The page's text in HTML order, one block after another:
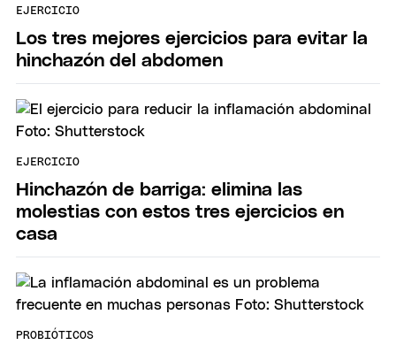
EJERCICIO
Los tres mejores ejercicios para evitar la
hinchazón del abdomen
EJERCICIO
Hinchazón de barriga: elimina las
molestias con estos tres ejercicios en
casa
PROBIÓTICOS